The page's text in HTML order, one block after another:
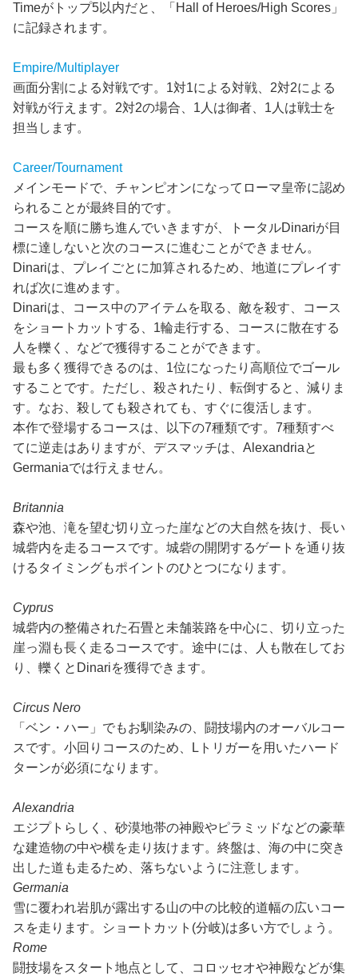
Timeがトップ5以内だと、「Hall of Heroes/High Scores」
に記録されます。
Empire/Multiplayer
画面分割による対戦です。1対1による対戦、2対2による
対戦が行えます。2対2の場合、1人は御者、1人は戦士を
担当します。
Career/Tournament
メインモードで、チャンピオンになってローマ皇帝に認め
られることが最終目的です。
コースを順に勝ち進んでいきますが、トータルDinariが目
標に達しないと次のコースに進むことができません。
Dinariは、プレイごとに加算されるため、地道にプレイす
れば次に進めます。
Dinariは、コース中のアイテムを取る、敵を殺す、コース
をショートカットする、1輪走行する、コースに散在する
人を轢く、などで獲得することができます。
最も多く獲得できるのは、1位になったり高順位でゴール
することです。ただし、殺されたり、転倒すると、減りま
す。なお、殺しても殺されても、すぐに復活します。
本作で登場するコースは、以下の7種類です。7種類すべ
てに逆走はありますが、デスマッチは、Alexandriaと
Germaniaでは行えません。
Britannia
森や池、滝を望む切り立った崖などの大自然を抜け、長い
城砦内を走るコースです。城砦の開閉するゲートを通り抜
けるタイミングもポイントのひとつになります。
Cyprus
城砦内の整備された石畳と未舗装路を中心に、切り立った
崖っ淵も長く走るコースです。途中には、人も散在してお
り、轢くとDinariを獲得できます。
Circus Nero
「ベン・ハー」でもお馴染みの、闘技場内のオーバルコー
スです。小回りコースのため、Lトリガーを用いたハード
ターンが必須になります。
Alexandria
エジプトらしく、砂漠地帯の神殿やピラミッドなどの豪華
な建造物の中や横を走り抜けます。終盤は、海の中に突き
出した道も走るため、落ちないように注意します。
Germania
雪に覆われ岩肌が露出する山の中の比較的道幅の広いコー
スを走ります。ショートカット(分岐)は多い方でしょう。
Rome
闘技場をスタート地点として、コロッセオや神殿などが集